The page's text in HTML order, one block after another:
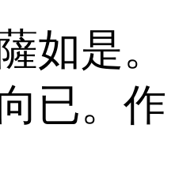
如是。
已。作